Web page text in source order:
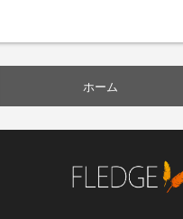
ホーム